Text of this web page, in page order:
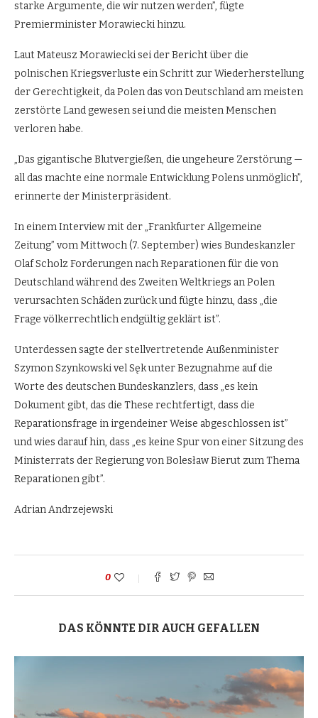
starke Argumente, die wir nutzen werden”, fügte
Premierminister Morawiecki hinzu.
Laut Mateusz Morawiecki sei der Bericht über die
polnischen Kriegsverluste ein Schritt zur Wiederherstellung
der Gerechtigkeit, da Polen das von Deutschland am meisten
zerstörte Land gewesen sei und die meisten Menschen
verloren habe.
„Das gigantische Blutvergießen, die ungeheure Zerstörung —
all das machte eine normale Entwicklung Polens unmöglich”,
erinnerte der Ministerpräsident.
In einem Interview mit der „Frankfurter Allgemeine
Zeitung” vom Mittwoch (7. September) wies Bundeskanzler
Olaf Scholz Forderungen nach Reparationen für die von
Deutschland während des Zweiten Weltkriegs an Polen
verursachten Schäden zurück und fügte hinzu, dass „die
Frage völkerrechtlich endgültig geklärt ist”.
Unterdessen sagte der stellvertretende Außenminister
Szymon Szynkowski vel Sęk unter Bezugnahme auf die
Worte des deutschen Bundeskanzlers, dass „es kein
Dokument gibt, das die These rechtfertigt, dass die
Reparationsfrage in irgendeiner Weise abgeschlossen ist”
und wies darauf hin, dass „es keine Spur von einer Sitzung des
Ministerrats der Regierung von Bolesław Bierut zum Thema
Reparationen gibt”.
Adrian Andrzejewski
0
DAS KÖNNTE DIR AUCH GEFALLEN